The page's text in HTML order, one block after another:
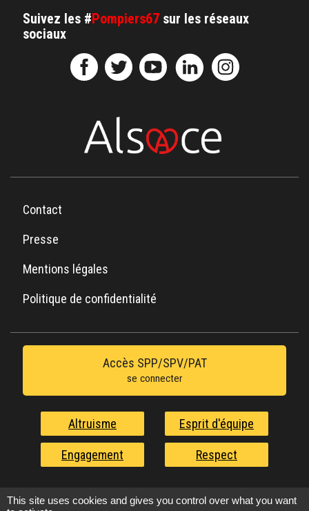
Suivez les #Pompiers67 sur les réseaux
sociaux
Contact
Presse
Mentions légales
Politique de confidentialité
Accès SPP/SPV/PAT
se connecter
Altruisme Esprit d'équipe
Engagement Respect
This site uses cookies and gives you control over what you want